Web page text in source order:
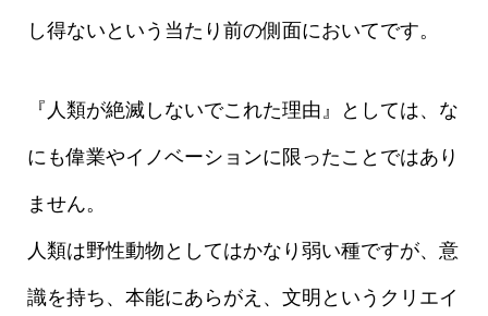
し得ないという当たり前の側面においてです。
『人類が絶滅しないでこれた理由』としては、な
にも偉業やイノベーションに限ったことではあり
ません。
人類は野性動物としてはかなり弱い種ですが、意
識を持ち、本能にあらがえ、文明というクリエイ